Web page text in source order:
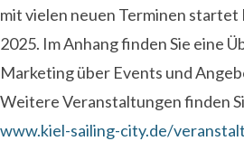
mit vielen neuen Terminen startet
2025. Im Anhang finden Sie eine
Marketing über Events und
Weitere Veranstaltungen finden
www.kiel-sailing-city.de/